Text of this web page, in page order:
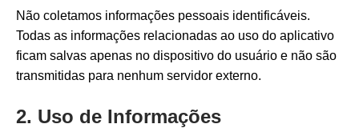
Não coletamos informações pessoais identificáveis.
Todas as informações relacionadas ao uso do aplicativo
ficam salvas apenas no dispositivo do usuário e não são
transmitidas para nenhum servidor externo.
2. Uso de Informações